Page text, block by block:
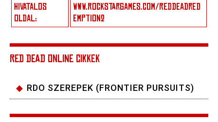
HIVATALOS
OLDAL:
WWW.ROCKSTARGAMES.COM/REDDEADRED
EMPTION2
RED DEAD ONLINE CIKKEK
RDO SZEREPEK (FRONTIER PURSUITS)